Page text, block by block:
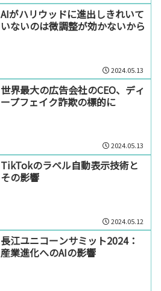
AIがハリウッドに進出しきれいて
いないのは微調整が効かないから
2024.05.13
世界最大の広告会社のCEO、ディ
ープフェイク詐欺の標的に
2024.05.13
TikTokのラベル自動表示技術と
その影響
2024.05.12
長江ユニコーンサミット2024：
産業進化へのAIの影響